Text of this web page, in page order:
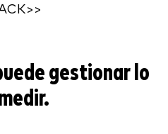
gestionar lo